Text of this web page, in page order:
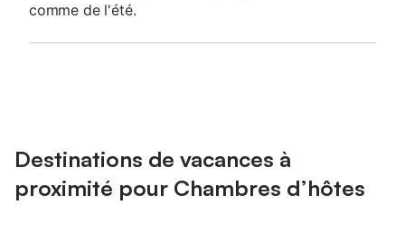
comme de l'été.
Destinations de vacances à
proximité pour Chambres d’hôtes